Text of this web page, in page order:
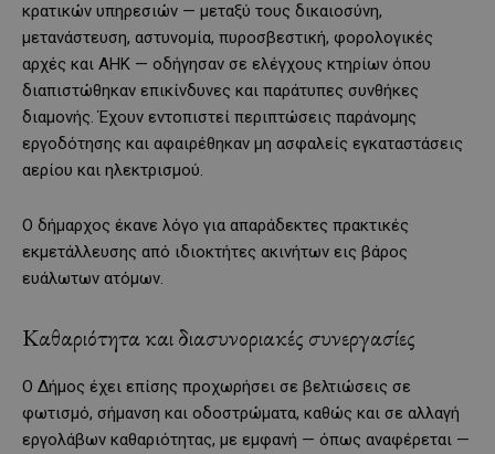
κρατικών υπηρεσιών — μεταξύ τους δικαιοσύνη,
μετανάστευση, αστυνομία, πυροσβεστική, φορολογικές
αρχές και ΑΗΚ — οδήγησαν σε ελέγχους κτηρίων όπου
διαπιστώθηκαν επικίνδυνες και παράτυπες συνθήκες
διαμονής. Έχουν εντοπιστεί περιπτώσεις παράνομης
εργοδότησης και αφαιρέθηκαν μη ασφαλείς εγκαταστάσεις
αερίου και ηλεκτρισμού.
Ο δήμαρχος έκανε λόγο για απαράδεκτες πρακτικές
εκμετάλλευσης από ιδιοκτήτες ακινήτων εις βάρος
ευάλωτων ατόμων.
Καθαριότητα και διασυνοριακές συνεργασίες
Ο Δήμος έχει επίσης προχωρήσει σε βελτιώσεις σε
φωτισμό, σήμανση και οδοστρώματα, καθώς και σε αλλαγή
εργολάβων καθαριότητας, με εμφανή — όπως αναφέρεται —